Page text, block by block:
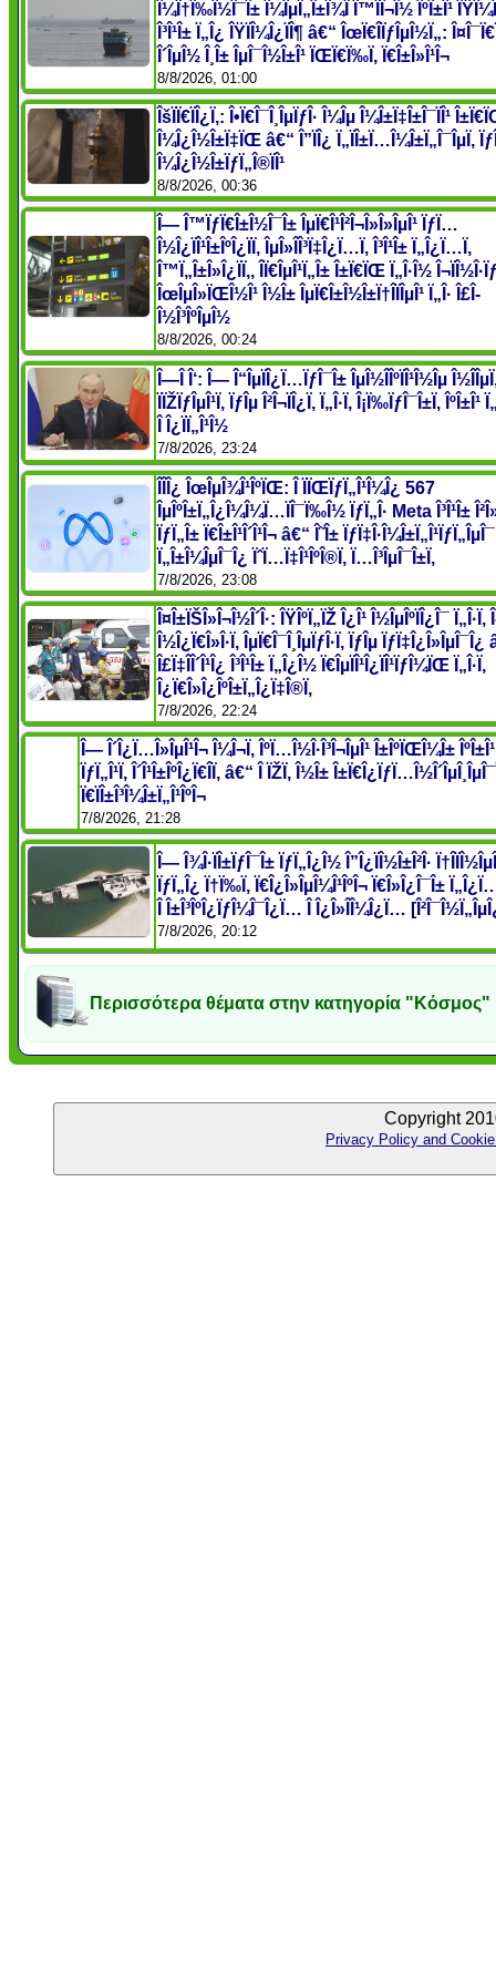
Î¼Ï†Ï‰Î½Î¯Î± Î¼ÎµÏ„Î±Î¾Ï Î™ÏÎ¬Î½ ÎºÎ±Î¹
Î³Î¹Î± Ï„Î¿ ÎŸÏÎ¼Î¿ÏÎ¶ â€“ ÎœÏ€Î­ÏƒÎµÎ½Ï„:
Î´ÎµÎ½ Î¸Î± ÎµÎ¯Î½Î±Î¹ ÏŒÏ€Ï‰Ï‚ Ï€Î±Î»Î¹Î¬
8/8/2026, 01:00
ÎšÏÏ€ÏÎ¿Ï‚: Î•Ï€Î¯Î¸ÎµÏƒÎ· Î¼Îµ Î¼Î±Ï‡Î±Î¯ÏÎ¹
Î¼Î¿Î½Î±Ï‡ÏŒ â€“ Î”ÏÎ¿ Ï„ÏÎ±Ï…Î¼Î±Ï„Î¯ÎµÏ‚
Î¼Î¿Î½Î±ÏƒÏ„Î®ÏÎ¹
8/8/2026, 00:36
Î— Î™ÏƒÏ€Î±Î½Î¯Î± ÎµÏ€Î¹Î²Î¬Î»Î»ÎµÎ¹ ÏƒÏ…
Î½Î¿ÏÎ¹Î±ÎºÎ¿ÏÏ‚ ÎµÎ»Î­Î³Ï‡Î¿Ï…Ï‚ Î³Î¹Î± Ï„Î¿Ï…Ï‚
Î™Ï„Î±Î»Î¿ÏÏ‚, Î­Ï€ÎµÎ¹Ï„Î± Î±Ï€ÏŒ Ï„Î·Î½
ÎœÎµÎ»ÏŒÎ½Î¹ Î½Î± ÎµÏ€Î±Î½Î±Ï†Î­ÏÎµÎ¹ Ï„Î· Î£Î­
Î½Î³ÎºÎµÎ½
8/8/2026, 00:24
Î—Î Î‘: Î— Î“ÎµÏÎ¿Ï…ÏƒÎ¯Î± ÎµÎ½Î­ÎºÏÎ¹Î½Îµ
ÏÏŽÏƒÎµÎ¹Ï‚ ÏƒÎµ Î²Î¬ÏÎ¿Ï‚ Ï„Î·Ï‚ Î¡Ï‰ÏƒÎ¯Î±Ï‚
Î Î¿ÏÏ„Î¹Î½
7/8/2026, 23:24
ÎÎ­Î¿ ÎœÎµÎ¾Î¹ÎºÏŒ: Î ÏÏŒÏƒÏ„Î¹Î¼Î¿ 567
ÎµÎºÎ±Ï„Î¿Î¼Î¼Ï…ÏÎ¯Ï‰Î½ ÏƒÏ„Î· Meta Î³Î¹Î±
ÏƒÏ„Î± Ï€Î±Î¹Î´Î¹Î¬ â€“ Î˜Î± ÏƒÏ‡Î·Î¼Î±Ï„Î¹ÏƒÏ„ÎµÎ¯
Ï„Î±Î¼ÎµÎ¯Î¿ ÏˆÏ…Ï‡Î¹ÎºÎ®Ï‚ Ï…Î³ÎµÎ¯Î±Ï‚
7/8/2026, 23:08
Î¤Î±ÏŠÎ»Î¬Î½Î´Î·: ÎŸÎºÏ„ÏŽ Î¿Î¹ Î½ÎµÎºÏÎ¿Î¯ Ï„Î·Ï‚
Î½Î¿Ï€Î»Î·Ï‚ ÎµÏ€Î¯Î¸ÎµÏƒÎ·Ï‚ ÏƒÎµ ÏƒÏ‡Î¿Î»ÎµÎ¯Î¿
Î£Ï‡Î­Î´Î¹Î¿ Î³Î¹Î± Ï„Î¿Î½ Ï€ÎµÏÎ¹Î¿ÏÎ¹ÏƒÎ¼ÏŒ Ï„Î·Ï‚
Î¿Ï€Î»Î¿ÎºÎ±Ï„Î¿Ï‡Î®Ï‚
7/8/2026, 22:24
Î— Î´Î¿Ï…Î»ÎµÎ¹Î¬ Î¼Î¬Ï‚ ÎºÏ…Î½Î·Î³Î¬ÎµÎ¹ Î±ÎºÏŒÎ¼Î± ÎºÎ±Î¹
ÏƒÏ„Î¹Ï‚ Î´Î¹Î±ÎºÎ¿Ï€Î­Ï‚ â€“ Î ÏŽÏ‚ Î½Î±
Ï€ÏÎ±Î³Î¼Î±Ï„Î¹ÎºÎ¬
7/8/2026, 21:28
Î— Î¾Î·ÏÎ±ÏƒÎ¯Î± ÏƒÏ„Î¿Î½ Î”Î¿ÏÎ½Î±Î²Î·
ÏƒÏ„Î¿ Ï†Ï‰Ï‚ Ï€Î¿Î»ÎµÎ¼Î¹ÎºÎ¬ Ï€Î»Î¿Î¯Î±
Î Î±Î³ÎºÎ¿ÏƒÎ¼Î¯Î¿Ï… Î Î¿Î»Î­Î¼Î¿Ï…
7/8/2026, 20:12
Περισσότερα θέματα στην κατηγορία "Κόσμος"
Copyright
Privacy Policy and